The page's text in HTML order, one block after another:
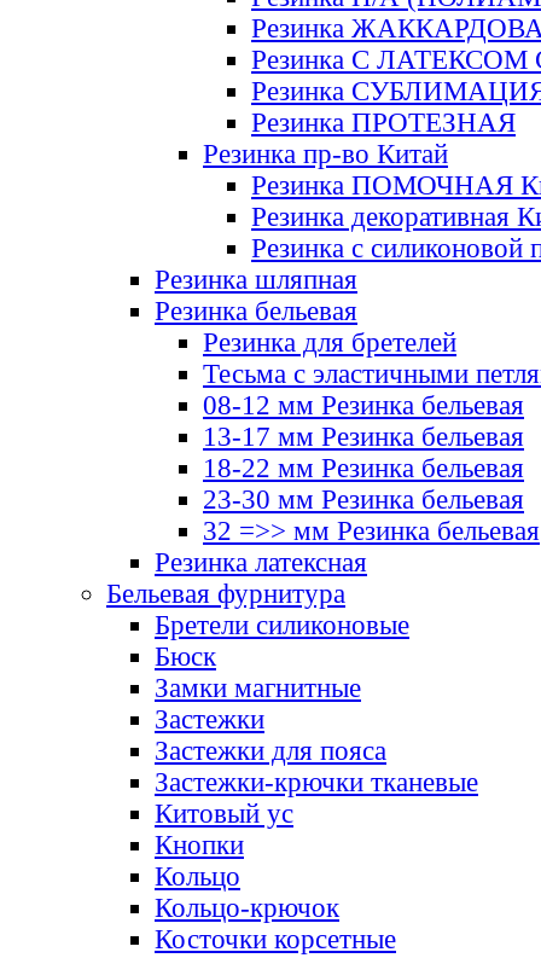
Резинка
Резинка С ЛАТЕКСОМ
Резинка
Резинка ПРОТЕЗНАЯ
Резинка пр-во Китай
Резинка ПОМОЧНАЯ
Резинка декоративная
Резинка с силиконовой
Резинка шляпная
Резинка бельевая
Резинка для бретелей
Тесьма с эластичными
08-12 мм Резинка бельевая
13-17 мм Резинка бельевая
18-22 мм Резинка бельевая
23-30 мм Резинка бельевая
32 =>> мм Резинка бельевая
Резинка латексная
Бельевая фурнитура
Бретели силиконовые
Бюск
Замки магнитные
Застежки
Застежки для пояса
Застежки-крючки тканевые
Китовый ус
Кнопки
Кольцо
Кольцо-крючок
Косточки корсетные